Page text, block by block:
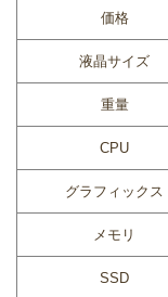
価格
液晶サイズ
重量
CPU
グラフィックス
メモリ
SSD